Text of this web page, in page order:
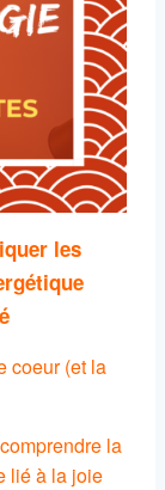
les
coeur (et la
la
lié à la joie